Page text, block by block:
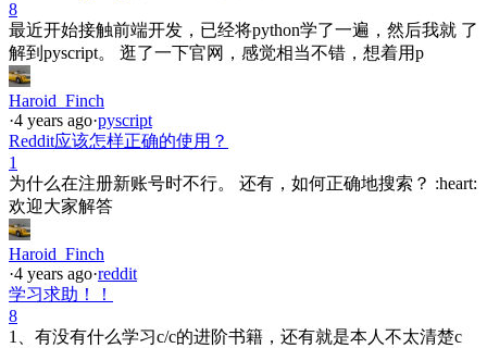
8
最近开始接触前端开发，已经将python学了一遍，然后我就 了
解到pyscript。 逛了一下官网，感觉相当不错，想着用p
Haroid_Finch
·4 years ago·pyscript
Reddit应该怎样正确的使用？
1
为什么在注册新账号时不行。 还有，如何正确地搜索？ :heart:
欢迎大家解答
Haroid_Finch
·4 years ago·reddit
学习求助！！
8
1、有没有什么学习c/c的进阶书籍，还有就是本人不太清楚c